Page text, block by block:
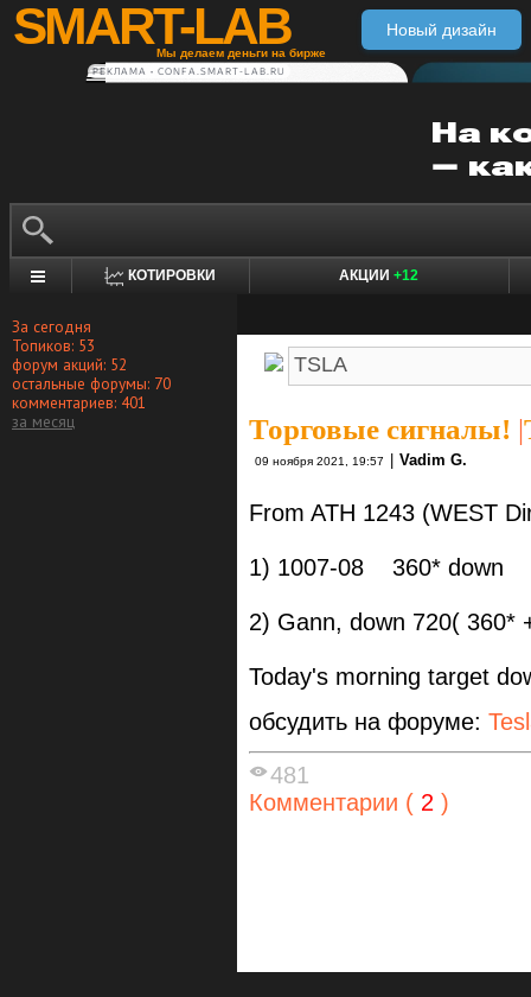
SMART-LAB
Мы делаем деньги на бирже
Новый дизайн
РЕКЛАМА • CONFA.SMART-LAB.RU
КОТИРОВКИ АКЦИИ +12
За сегодня
Топиков: 53
форум акций: 52
остальные форумы: 70
комментариев: 401
за месяц
Торговые сигналы! |
09 ноября 2021, 19:57 Vadim G.
From ATH 1243 (WEST
1) 1007-08 360* down
2) Gann, down 720( 360*
Today's morning target
обсудить на форуме:
481
Комментарии ( 2 )